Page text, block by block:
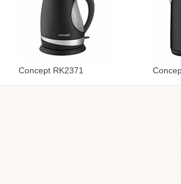
Concept RK2371